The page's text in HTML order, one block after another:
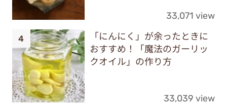
33,071 view
「にんにく」が余ったときに
おすすめ！「魔法のガーリッ
クオイル」の作り方
33,039 view